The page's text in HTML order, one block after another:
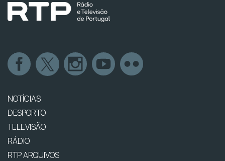
NOTÍCIAS
DESPORTO
TELEVISÃO
RÁDIO
RTP ARQUIVOS